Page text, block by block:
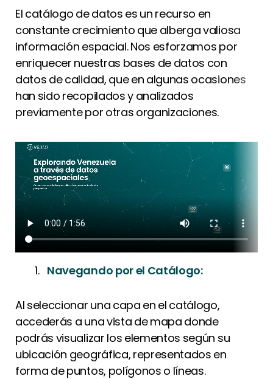
El catálogo de datos es un recurso en
constante crecimiento que alberga valiosa
información espacial. Nos esforzamos por
enriquecer nuestras bases de datos con
datos de calidad, que en algunas ocasiones
han sido recopilados y analizados
previamente por otras organizaciones.
Navegando por el Catálogo:
Al seleccionar una capa en el catálogo,
accederás a una vista de mapa donde
podrás visualizar los elementos según su
ubicación geográfica, representados en
forma de puntos, polígonos o líneas.